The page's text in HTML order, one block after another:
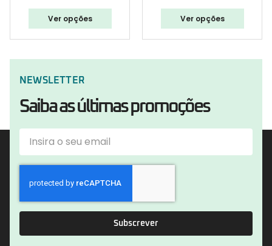
Ver opções Ver opções
NEWSLETTER
Saiba as últimas promoções
Subscrever